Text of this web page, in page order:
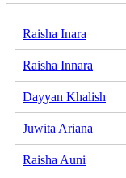
Raisha Inara
Raisha Innara
Dayyan Khalish
Juwita Ariana
Raisha Auni